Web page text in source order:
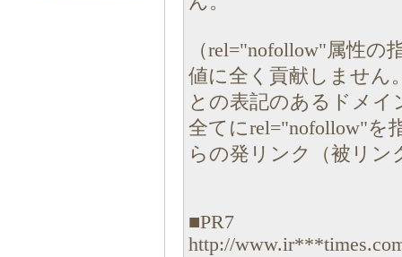
（rel="nofollow"属性
値に全く貢献しません
との表記のあるドメ
全てにrel="nofollow"を
らの発リンク（被リン
■PR7
http://